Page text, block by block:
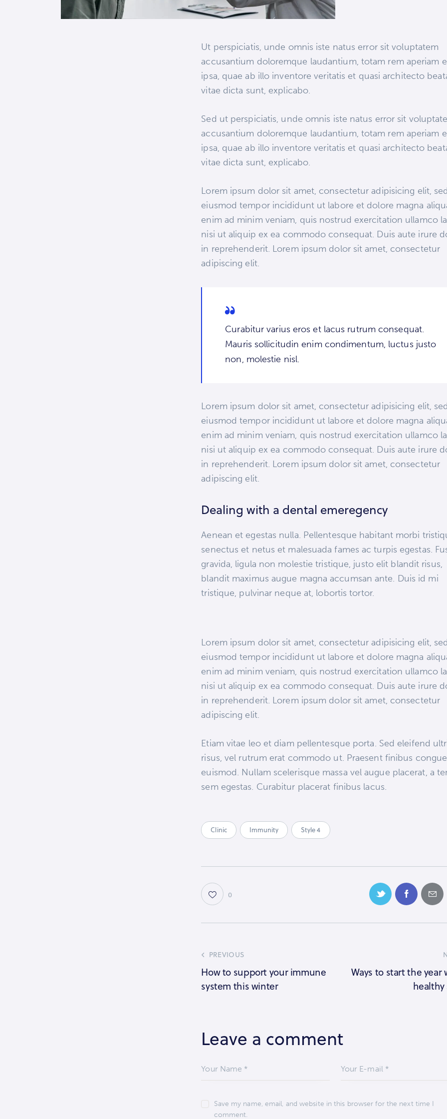
Ut perspiciatis, unde omnis iste natus error sit voluptatem
accusantium doloremque laudantium, totam rem aperiam
ipsa, quae ab illo inventore veritatis et quasi architecto
vitae dicta sunt, explicabo.
Sed ut perspiciatis, unde omnis iste natus error sit
accusantium doloremque laudantium, totam rem aperiam
ipsa, quae ab illo inventore veritatis et quasi architecto
vitae dicta sunt, explicabo.
Lorem ipsum dolor sit amet, consectetur adipisicing elit,
eiusmod tempor incididunt ut labore et dolore magna
enim ad minim veniam, quis nostrud exercitation ullamco
nisi ut aliquip ex ea commodo consequat. Duis aute irure
in reprehenderit. Lorem ipsum dolor sit amet, consectetur
adipiscing elit.
Curabitur varius eros et lacus rutrum consequat.
Mauris sollicitudin enim condimentum, luctus justo
non, molestie nisl.
Lorem ipsum dolor sit amet, consectetur adipisicing elit,
eiusmod tempor incididunt ut labore et dolore magna
enim ad minim veniam, quis nostrud exercitation ullamco
nisi ut aliquip ex ea commodo consequat. Duis aute irure
in reprehenderit. Lorem ipsum dolor sit amet, consectetur
adipiscing elit.
Dealing with a dental emeregency
Aenean et egestas nulla. Pellentesque habitant morbi
senectus et netus et malesuada fames ac turpis egestas.
gravida, ligula non molestie tristique, justo elit blandit risus,
blandit maximus augue magna accumsan ante. Duis id mi
tristique, pulvinar neque at, lobortis tortor.
Lorem ipsum dolor sit amet, consectetur adipisicing elit,
eiusmod tempor incididunt ut labore et dolore magna
enim ad minim veniam, quis nostrud exercitation ullamco
nisi ut aliquip ex ea commodo consequat. Duis aute irure
in reprehenderit. Lorem ipsum dolor sit amet, consectetur
adipiscing elit.
Etiam vitae leo et diam pellentesque porta. Sed eleifend
risus, vel rutrum erat commodo ut. Praesent finibus congue
euismod. Nullam scelerisque massa vel augue placerat, a
sem egestas. Curabitur placerat finibus lacus.
Clinic Immunity Style 4
0
PREVIOUS
How to support your immune
system this winter
Ways to start the year
healthy
Leave a comment
Save my name, email, and website in this browser for the next time I
comment.